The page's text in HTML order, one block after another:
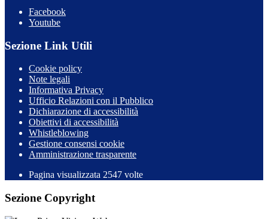
Facebook
Youtube
Sezione Link Utili
Cookie policy
Note legali
Informativa Privacy
Ufficio Relazioni con il Pubblico
Dichiarazione di accessibilità
Obiettivi di accessibilità
Whistleblowing
Gestione consensi cookie
Amministrazione trasparente
Pagina visualizzata 2547 volte
Sezione Copyright